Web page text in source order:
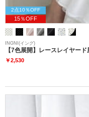
2点10％OFF
15％OFF
INGNI(イング)
【7色展開】レースレイヤー
￥2,530